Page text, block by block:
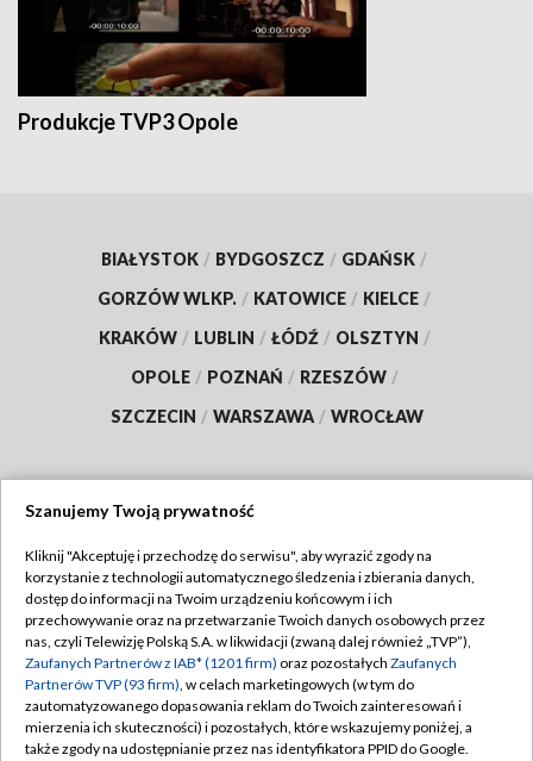
Produkcje TVP3 Opole
BIAŁYSTOK / BYDGOSZCZ / GDAŃSK /
GORZÓW WLKP. / KATOWICE / KIELCE /
KRAKÓW / LUBLIN / ŁÓDŹ / OLSZTYN /
OPOLE / POZNAŃ / RZESZÓW /
SZCZECIN / WARSZAWA / WROCŁAW
TVP
Abonament TVP
Emisja w TVP
Centrum informacji TVP
Naziemna Telewizja Cyfrowa
Regulamin TVP
Polityka prywatności
Moje zgody
Pomoc
Szanujemy Twoją prywatność
Kliknij "Akceptuję i przechodzę do serwisu", aby wyrazić zgody na
korzystanie z technologii automatycznego śledzenia i zbierania danych,
dostęp do informacji na Twoim urządzeniu końcowym i ich
przechowywanie oraz na przetwarzanie Twoich danych osobowych przez
nas, czyli Telewizję Polską S.A. w likwidacji (zwaną dalej również „TVP”),
Zaufanych Partnerów z IAB* (1201 firm) oraz pozostałych Zaufanych
Partnerów TVP (93 firm), w celach marketingowych (w tym do
zautomatyzowanego dopasowania reklam do Twoich zainteresowań i
mierzenia ich skuteczności) i pozostałych, które wskazujemy poniżej, a
także zgody na udostępnianie przez nas identyfikatora PPID do Google.